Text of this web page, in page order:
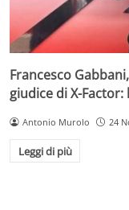
Francesco
giudice di X-
Antonio Murolo 24
Leggi di più